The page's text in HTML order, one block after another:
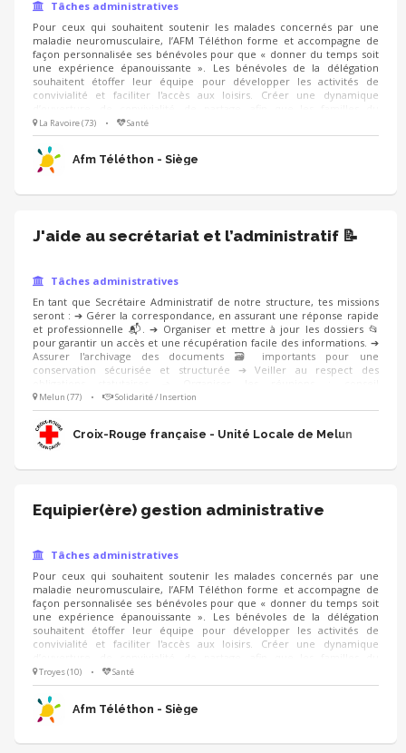
Tâches administratives
Pour ceux qui souhaitent soutenir les malades concernés par une
maladie neuromusculaire, l’AFM Téléthon forme et accompagne de
façon personnalisée ses bénévoles pour que « donner du temps soit
une expérience épanouissante ». Les bénévoles de la délégation
souhaitent étoffer leur équipe pour développer les activités de
convivialité et faciliter l'accès aux loisirs. Créer une dynamique
département se sentent accueillies par la délégation. (à travers
l’organisations de rencontres conviviales..) Rendre accessible des
activités culturelles et permettre ainsi aux personnes de se sentir
citoyen à part entière.
La Ravoire (73) • Santé
Afm Téléthon - Siège
J'aide au secrétariat et l’administratif 📝
Tâches administratives
En tant que Secrétaire Administratif de notre structure, tes missions
seront : ➔ Gérer la correspondance, en assurant une réponse rapide
et professionnelle 📬. ➔ Organiser et mettre à jour les dossiers 📂
pour garantir un accès et une récupération facile des informations. ➔
Assurer l'archivage des documents 🗃️ importants pour une
conservation sécurisée et structurée ➔ Veiller au respect des
d’administration, assemblée générale Les aspects administratifs sont
indispensables à la continuation de nos activités, tu seras un maillon
essentiel de l’action de l’association ! Tu es polyvalent et organisé ?
Rejoins-nous ! 🙂
Melun (77) • Solidarité / Insertion
Croix-Rouge française - Unité Locale de Melun
Equipier(ère) gestion administrative
Tâches administratives
Pour ceux qui souhaitent soutenir les malades concernés par une
maladie neuromusculaire, l’AFM Téléthon forme et accompagne de
façon personnalisée ses bénévoles pour que « donner du temps soit
une expérience épanouissante ». Les bénévoles de la délégation
souhaitent étoffer leur équipe pour développer les activités de
convivialité et faciliter l'accès aux loisirs. Créer une dynamique
département se sentent accueillies par la délégation. (à travers
l’organisations de rencontres conviviales..) Rendre accessible des
activités culturelles et permettre ainsi aux personnes de se sentir
citoyen à part entière.
Troyes (10) • Santé
Afm Téléthon - Siège